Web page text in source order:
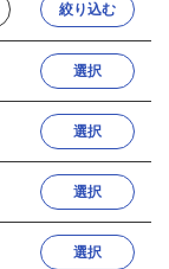
絞り込む
選択
選択
選択
選択